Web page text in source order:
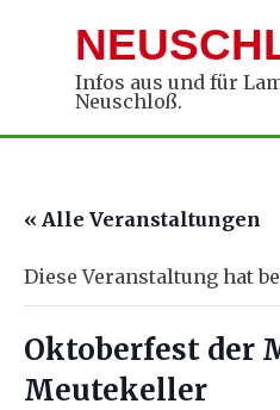
Infos aus und für
Neuschloß.
« Alle Veranstaltungen
Diese Veranstaltung hat
Oktoberfest der
Meutekeller